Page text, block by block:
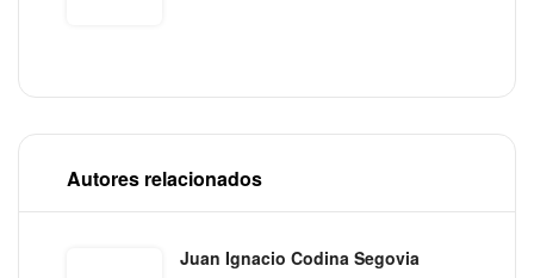
Autores relacionados
Juan Ignacio Codina Segovia